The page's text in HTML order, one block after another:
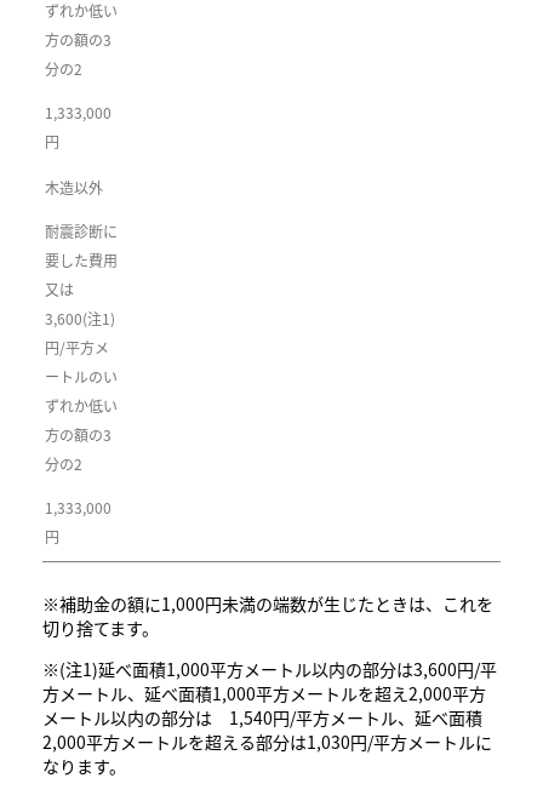
ずれか低い
方の額の3
分の2
1,333,000
円
木造以外
耐震診断に
要した費用
又は
3,600(注1)
円/平方メ
ートルのい
ずれか低い
方の額の3
分の2
1,333,000
円
※補助金の額に1,000円未満の端数が生じたときは、これを
切り捨てます。
※(注1)延べ面積1,000平方メートル以内の部分は3,600円/平
方メートル、延べ面積1,000平方メートルを超え2,000平方
メートル以内の部分は 1,540円/平方メートル、延べ面積
2,000平方メートルを超える部分は1,030円/平方メートルに
なります。